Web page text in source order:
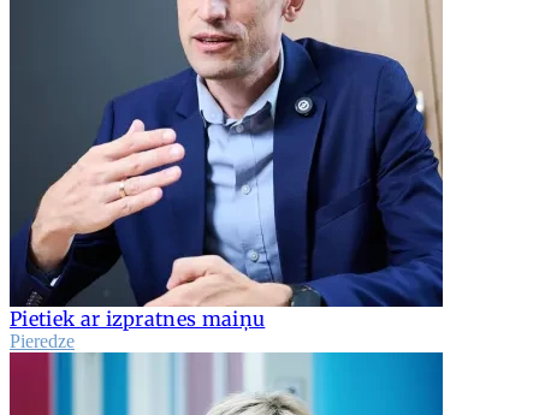
Pietiek ar izpratnes maiņu
Pieredze